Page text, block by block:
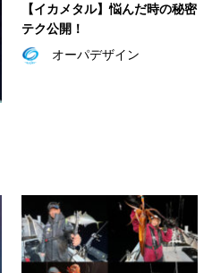
【イカメタル】悩んだ時の秘密
テク公開！
オーパデザイン